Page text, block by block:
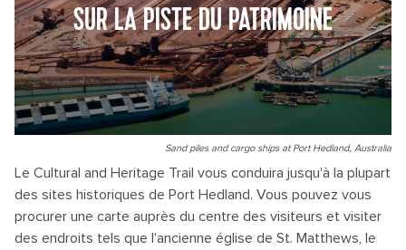
SUR LA PISTE DU PATRIMOINE
Sand piles and cargo ships at Port Hedland, Australia
Le Cultural and Heritage Trail vous conduira jusqu'à la plupart
des sites historiques de Port Hedland. Vous pouvez vous
procurer une carte auprès du centre des visiteurs et visiter
des endroits tels que l'ancienne église de St. Matthews, le